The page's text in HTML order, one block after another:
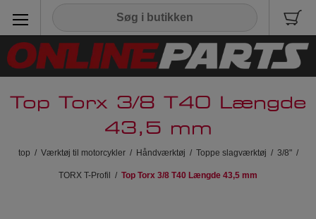
Top Torx 3/8 T40 Længde
43,5 mm
top / Værktøj til motorcykler / Håndværktøj / Toppe slagværktøj / 3/8" /
TORX T-Profil / Top Torx 3/8 T40 Længde 43,5 mm